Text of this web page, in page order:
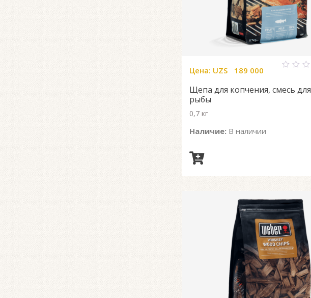
of
Цена: UZS 189 000
Щепа для копчения, смесь для
рыбы
0,7 кг
Наличие: В наличии